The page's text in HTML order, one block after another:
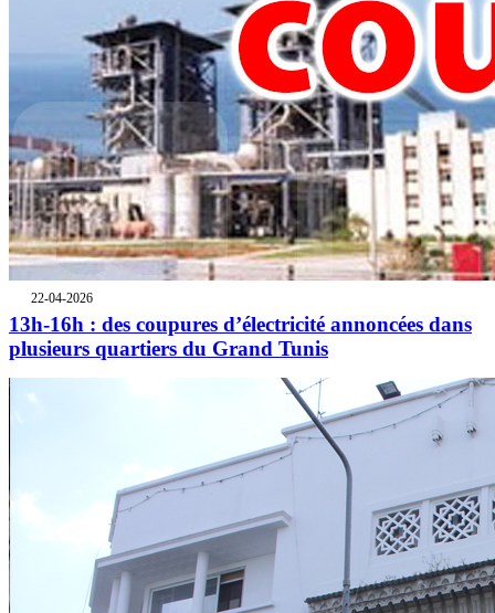
22-04-2026
13h-16h : des coupures d’électricité annoncées dans
plusieurs quartiers du Grand Tunis